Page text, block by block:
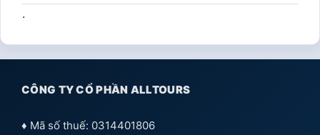
.
CÔNG TY CỔ PHẦN ALLTOURS
♦ Mã số thuế: 0314401806